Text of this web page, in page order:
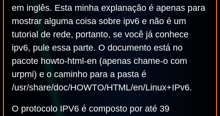
em inglês. Esta minha explanação é apenas para
mostrar alguma coisa sobre ipv6 e não é um
tutorial de rede, portanto, se você já conhece
ipv6, pule essa parte. O documento está no
pacote howto-html-en (apenas chame-o com
urpmi) e o caminho para a pasta é
/usr/share/doc/HOWTO/HTML/en/Linux+IPv6.
O protocolo IPV6 é composto por até 39